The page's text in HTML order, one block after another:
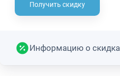
Получить скидку
Информацию о